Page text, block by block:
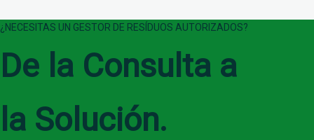
¿NECESITAS UN GESTOR DE RESÍDUOS AUTORIZADOS?
De la Consulta a
la Solución.